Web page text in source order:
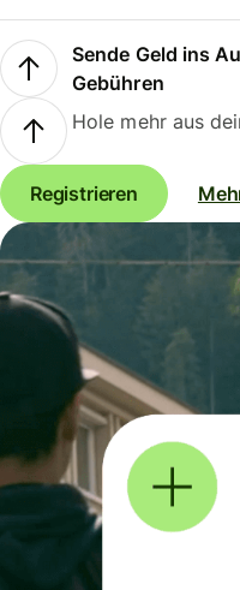
Sende Geld ins
Gebühren
Hole mehr aus
Registrieren